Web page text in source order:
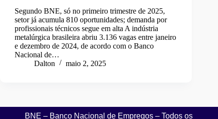
Segundo BNE, só no primeiro trimestre de 2025,
setor já acumula 810 oportunidades; demanda por
profissionais técnicos segue em alta A indústria
metalúrgica brasileira abriu 3.136 vagas entre janeiro
e dezembro de 2024, de acordo com o Banco
Nacional de…
Dalton
maio 2, 2025
BNE – Banco Nacional de Empregos – Todos os